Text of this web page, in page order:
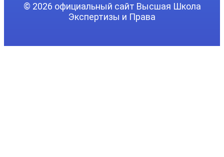
© 2026 официальный сайт Высшая Школа
Экспертизы и Права